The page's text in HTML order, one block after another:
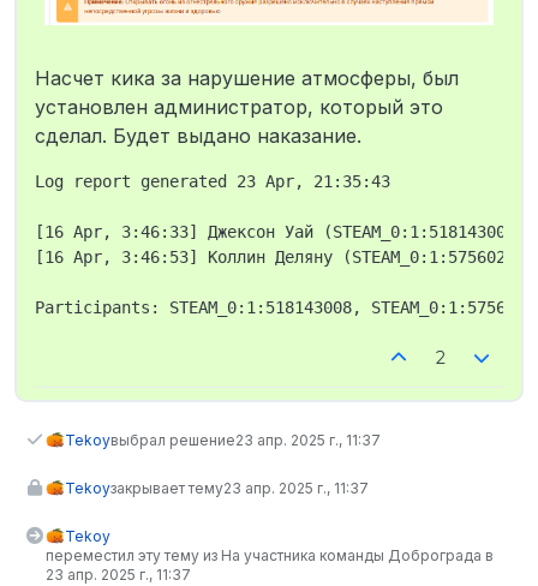
Насчет кика за нарушение атмосферы, был
установлен администратор, который это
сделал. Будет выдано наказание.
Log report generated 23 Apr, 21:35:43
[16 Apr, 3:46:33] Джексон Уай
[16 Apr, 3:46:53] Коллин Деляну
2
Tekoyвыбрал решение23 апр. 2025 г., 11:37
Tekoyзакрывает тему23 апр. 2025 г., 11:37
Tekoy
переместил эту тему из На участника команды Доброграда в
23 апр. 2025 г., 11:37